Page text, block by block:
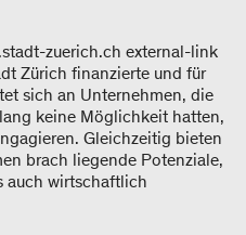
zuerich.ch external-link
Zürich finanzierte und für
sich an Unternehmen, die
keine Möglichkeit hatten,
Gleichzeitig bieten
brach liegende Potenziale,
auch wirtschaftlich